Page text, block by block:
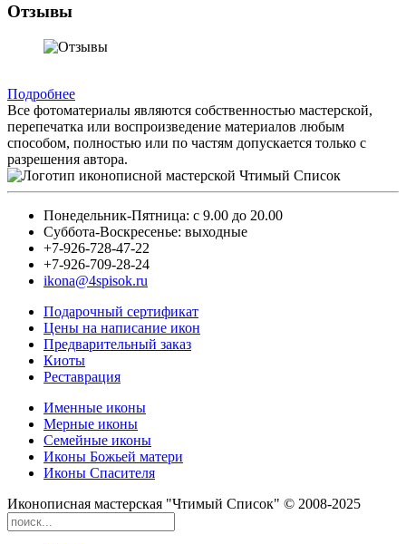
Отзывы
Подробнее
Все фотоматериалы являются собственностью мастерской,
перепечатка или воспроизведение материалов любым
способом, полностью или по частям допускается только с
разрешения автора.
Понедельник-Пятница: с 9.00 до 20.00
Суббота-Воскресенье: выходные
+7-926-728-47-22
+7-926-709-28-24
ikona@4spisok.ru
Подарочный сертификат
Цены на написание икон
Предварительный заказ
Киоты
Реставрация
Именные иконы
Мерные иконы
Семейные иконы
Иконы Божьей матери
Иконы Спасителя
Иконописная мастерская "Чтимый Список" © 2008-2025